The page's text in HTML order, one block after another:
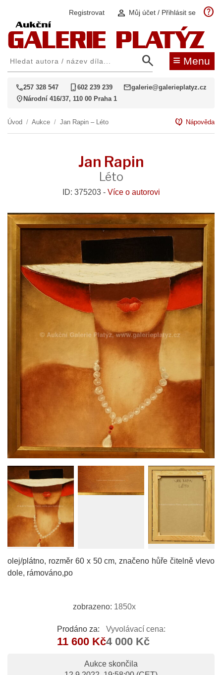
Registrovat person Můj účet / Přihlásit se help
search ≡ Menu
call257 328 547 phone_iphone602 239 239 mailgalerie@galerieplatyz.cz
location_on Národní 416/37, 110 00 Praha 1
Úvod / Aukce / Jan Rapin – Léto contact_support Nápověda
Jan Rapin
Léto
ID: 375203 - Více o autorovi
olej/plátno, rozměr 60 x 50 cm, značeno hůře čitelně vlevo
dole, rámováno,po
zobrazeno: 1850x
Prodáno za:
11 600 Kč
Vyvolávací cena:
4 000 Kč
Aukce skončila